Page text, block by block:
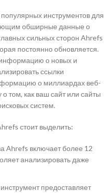
инструментов для
обширные данные о
сильных сторон Ahrefs
постоянно обновляется.
о новых и
ссылки
о миллиардах веб-
о том, как ваш сайт или сайты
систем.
стоит выделить:
Ahrefs включает более 12
анализировать даже
предоставляет